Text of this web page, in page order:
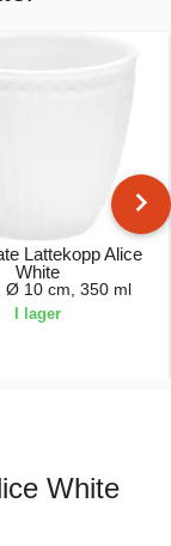
Lattekopp Alice
White
Ø 10 cm, 350 ml
I lager
White